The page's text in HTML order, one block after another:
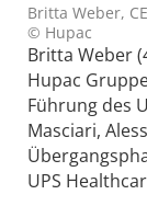
Britta Weber,
© Hupac
Britta Weber
Hupac
Führung des
Masciari,
UPS